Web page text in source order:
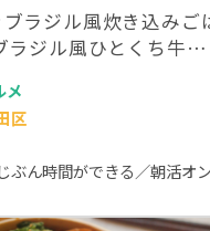
ラジル風炊き込みご
ラジル風ひとくち牛…
メ
区
ぶん時間ができる／朝活オ